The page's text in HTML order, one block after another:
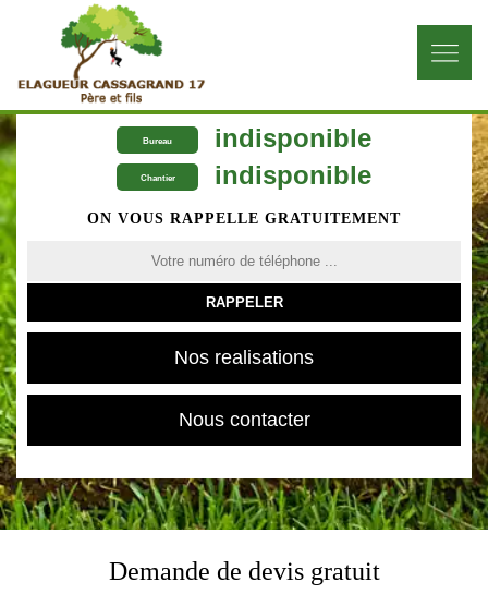
Bureau indisponible
Chantier indisponible
ON VOUS RAPPELLE GRATUITEMENT
Nos realisations
Nous contacter
Demande de devis gratuit